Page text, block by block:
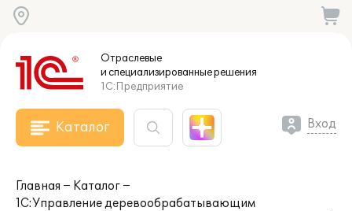
Отраслевые
и специализированныерешения
1С:Предприятие
Каталог Вход
Главная
Каталог
1С:Управление деревообрабатывающим